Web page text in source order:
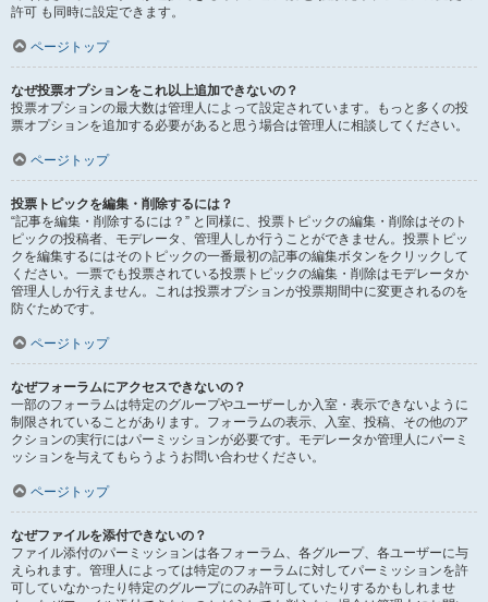
許可 も同時に設定できます。
ページトップ
なぜ投票オプションをこれ以上追加できないの？
投票オプションの最大数は管理人によって設定されています。もっと多くの投
票オプションを追加する必要があると思う場合は管理人に相談してください。
ページトップ
投票トピックを編集・削除するには？
“記事を編集・削除するには？” と同様に、投票トピックの編集・削除はそのト
ピックの投稿者、モデレータ、管理人しか行うことができません。投票トピッ
クを編集するにはそのトピックの一番最初の記事の編集ボタンをクリックして
ください。一票でも投票されている投票トピックの編集・削除はモデレータか
管理人しか行えません。これは投票オプションが投票期間中に変更されるのを
防ぐためです。
ページトップ
なぜフォーラムにアクセスできないの？
一部のフォーラムは特定のグループやユーザーしか入室・表示できないように
制限されていることがあります。フォーラムの表示、入室、投稿、その他のア
クションの実行にはパーミッションが必要です。モデレータか管理人にパーミ
ッションを与えてもらうようお問い合わせください。
ページトップ
なぜファイルを添付できないの？
ファイル添付のパーミッションは各フォーラム、各グループ、各ユーザーに与
えられます。管理人によっては特定のフォーラムに対してパーミッションを許
可していなかったり特定のグループにのみ許可していたりするかもしれませ